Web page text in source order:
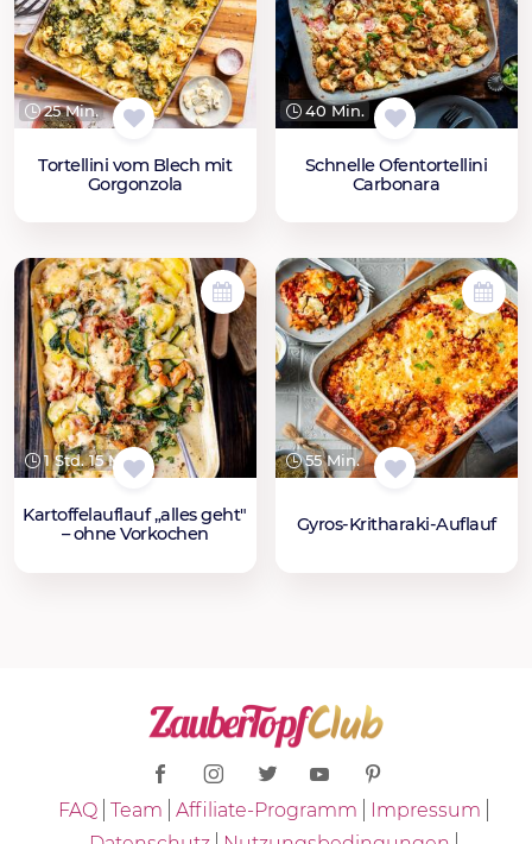
25 Min.
Tortellini vom Blech mit
Gorgonzola
40 Min.
Schnelle Ofentortellini
Carbonara
1 Std. 15 Min.
Kartoffelauflauf „alles geht"
– ohne Vorkochen
55 Min.
Gyros-Kritharaki-Auflauf
FAQ Team Affiliate-Programm
Impressum